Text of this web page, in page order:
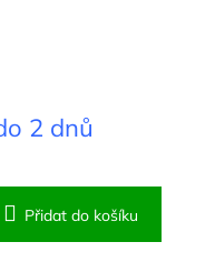
2 dnů
Přidat do košíku